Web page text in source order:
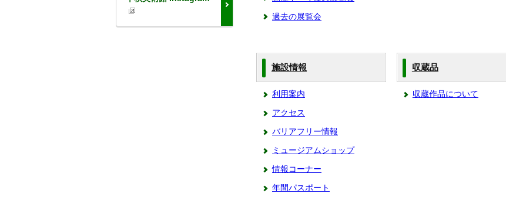
過去の展覧会
施設情報
利用案内
アクセス
バリアフリー情報
ミュージアムショップ
情報コーナー
年間パスポート
収蔵品
収蔵作品について